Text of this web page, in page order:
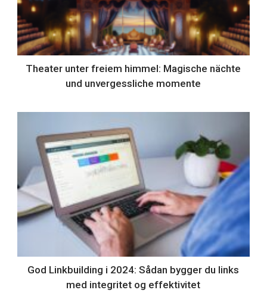
Theater unter freiem himmel: Magische nächte
und unvergessliche momente
God Linkbuilding i 2024: Sådan bygger du links
med integritet og effektivitet